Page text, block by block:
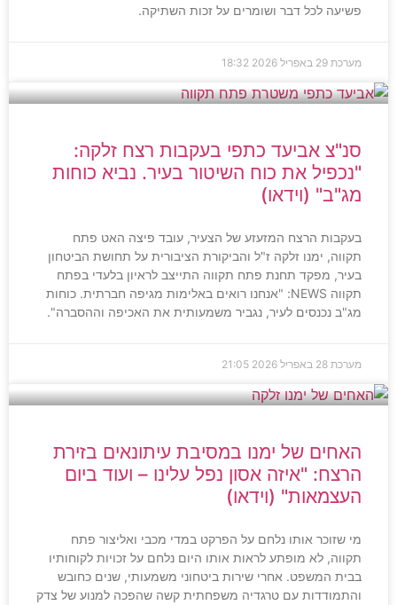
פשיעה לכל דבר ושומרים על זכות השתיקה.
מערכת 29 באפריל 2026 18:32
סנ"צ אביעד כתפי בעקבות רצח זלקה:
"נכפיל את כוח השיטור בעיר. נביא כוחות
מג"ב" (וידאו)
בעקבות הרצח המזעזע של הצעיר, עובד פיצה האט פתח
תקווה, ימנו זלקה ז"ל והביקורת הציבורית על תחושת הביטחון
בעיר, מפקד תחנת פתח תקווה התייצב לראיון בלעדי בפתח
תקווה NEWS: "אנחנו רואים באלימות מגיפה חברתית. כוחות
מג"ב נכנסים לעיר, נגביר משמעותית את האכיפה וההסברה".
מערכת 28 באפריל 2026 21:05
האחים של ימנו במסיבת עיתונאים בזירת
הרצח: "איזה אסון נפל עלינו – ועוד ביום
העצמאות" (וידאו)
מי שזוכר אותו נלחם על הפרקט במדי מכבי ואליצור פתח
תקווה, לא מופתע לראות אותו היום נלחם על זכויות לקוחותיו
בבית המשפט. אחרי שירות ביטחוני משמעותי, שנים כחובש
והתמודדות עם טרגדיה משפחתית קשה שהפכה למנוע של צדק